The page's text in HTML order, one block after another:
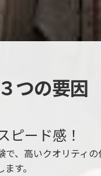
つの要因
ピード感！
で、高いクオリティの
す。